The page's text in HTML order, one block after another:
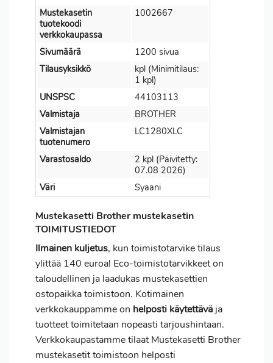
Mustekasetin
tuotekoodi
verkkokaupassa
1002667
Sivumäärä
1200 sivua
Tilausyksikkö
kpl (Minimitilaus:
1 kpl)
UNSPSC
44103113
Valmistaja
BROTHER
Valmistajan
tuotenumero
LC1280XLC
Varastosaldo
2 kpl (Päivitetty:
07.08 2026)
Väri
Syaani
Mustekasetti Brother mustekasetin
TOIMITUSTIEDOT
Ilmainen kuljetus, kun toimistotarvike tilaus
ylittää 140 euroa! Eco-toimistotarvikkeet on
taloudellinen ja laadukas mustekasettien
ostopaikka toimistoon. Kotimainen
verkkokauppamme on helposti käytettävä ja
tuotteet toimitetaan nopeasti tarjoushintaan.
Verkkokaupastamme tilaat Mustekasetti Brother
mustekasetit toimistoon helposti